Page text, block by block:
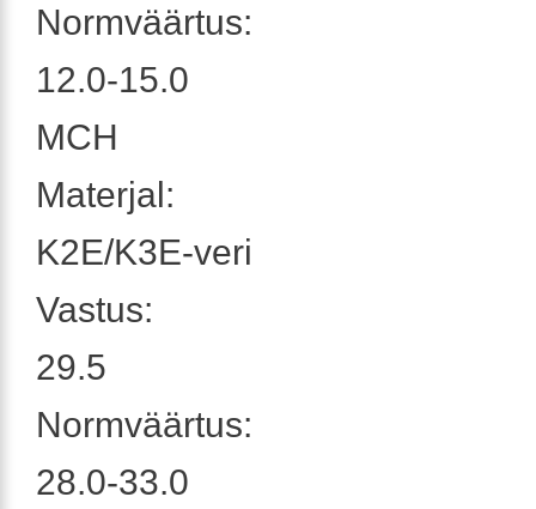
Normväärtus:
12.0-15.0
MCH
Materjal:
K2E/K3E-veri
Vastus:
29.5
Normväärtus:
28.0-33.0